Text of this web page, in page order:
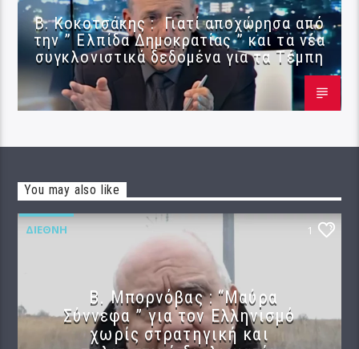
Β. Κοκοτσάκης : Γιατί αποχώρησα από
την ” Ελπίδα Δημοκρατίας ” και τα νέα
συγκλονιστικά δεδομένα για τα Τέμπη
You may also like
ΔΙΕΘΝΉ 1
B. Μπορνόβας : “Μαύρα
Σύννεφα ” για τον Ελληνισμό
χωρίς στρατηγική και